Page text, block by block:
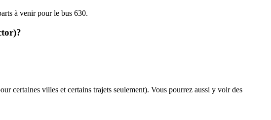
à venir pour le bus 630.
certaines villes et certains trajets seulement). Vous pourrez aussi y voir des